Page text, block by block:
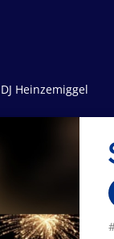
Heinzemiggel